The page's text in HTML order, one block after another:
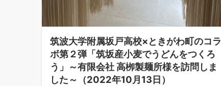
筑波大学附属坂戸高校×ときがわ町のコラ
ボ第２弾「筑坂産小麦でうどんをつくろ
う」～有限会社 高栁製麺所様を訪問しま
した～（2022年10月13日）